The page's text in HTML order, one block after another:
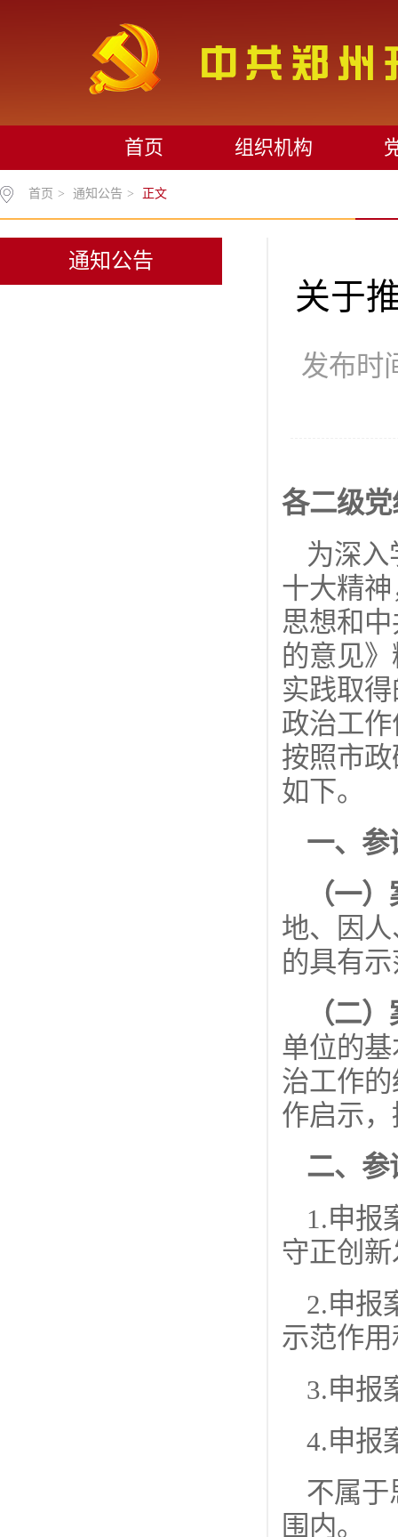
首页 组织机构
首页 > 通知公告 > 正文
通知公告
关于
发布时
各二级
为深
十大精
思想和
的意见
实践取
政治工
按照市
如下。
一、参
（一
地、因
的具有
（二
单位的
治工作
作启示
二、参
1.申报
守正创
2.申报
示范作
3.申报
4.申报
不属于
围内。